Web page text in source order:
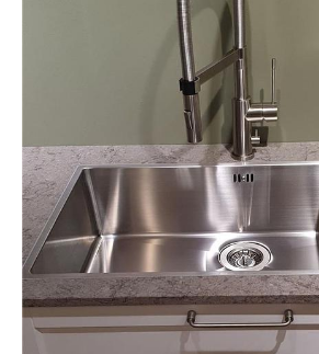
Manuellt Få hjälp
Välj tillvägagångssätt